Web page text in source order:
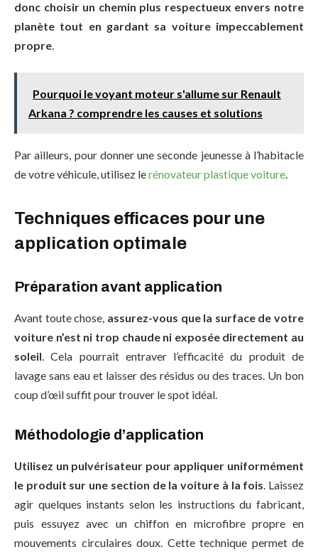
donc choisir un chemin plus respectueux envers notre
planète tout en gardant sa voiture impeccablement
propre.
Pourquoi le voyant moteur s'allume sur Renault
Arkana ? comprendre les causes et solutions
Par ailleurs, pour donner une seconde jeunesse à l’habitacle
de votre véhicule, utilisez lerénovateur plastique voiture
Techniques efficaces pour une
application optimale
Préparation avant application
Avant toute chose, assurez-vous que la surface de votre
voiture n’est ni trop chaude ni exposée directement au
soleil. Cela pourrait entraver l’efficacité du produit de
lavage sans eau et laisser des résidus ou des traces. Un bon
coup d’œil suffit pour trouver le spot idéal.
Méthodologie d’application
Utilisez un pulvérisateur pour appliquer uniformément
le produit sur une section de la voiture à la fois. Laissez
agir quelques instants selon les instructions du fabricant,
puis essuyez avec un chiffon en microfibre propre en
mouvements circulaires doux. Cette technique permet de